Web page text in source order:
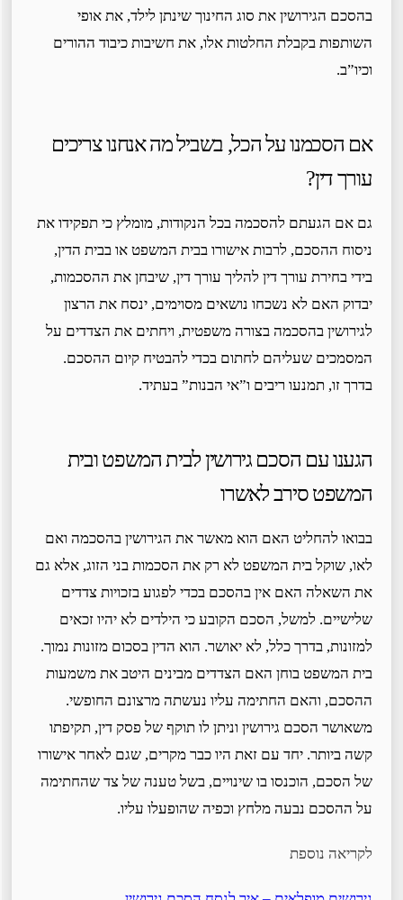
בהסכם הגירושין את סוג החינוך שינתן לילד, את אופי
השותפות בקבלת החלטות אלו, את חשיבות כיבוד ההורים
וכיו”ב.
אם הסכמנו על הכל, בשביל מה אנחנו צריכים
עורך דין?
גם אם הגעתם להסכמה בכל הנקודות, מומלץ כי תפקידו את
ניסוח ההסכם, לרבות אישורו בבית המשפט או בבית הדין,
בידי בחירת עורך דין להליך עורך דין, שיבחן את ההסכמות,
יבדוק האם לא נשכחו נושאים מסוימים, ינסח את הרצון
לגירושין בהסכמה בצורה משפטית, ויחתים את הצדדים על
המסמכים שעליהם לחתום בכדי להבטיח קיום ההסכם.
בדרך זו, תמנעו ריבים ו”אי הבנות” בעתיד.
הגענו עם הסכם גירושין לבית המשפט ובית
המשפט סירב לאשרו
בבואו להחליט האם הוא מאשר את הגירושין בהסכמה ואם
לאו, שוקל בית המשפט לא רק את הסכמות בני הזוג, אלא גם
את השאלה האם אין בהסכם בכדי לפגוע בזכויות צדדים
שלישיים. למשל, הסכם הקובע כי הילדים לא יהיו זכאים
למזונות, בדרך כלל, לא יאושר. הוא הדין בסכום מזונות נמוך.
בית המשפט בוחן האם הצדדים מבינים היטב את משמעות
ההסכם, והאם החתימה עליו נעשתה מרצונם החופשי.
משאושר הסכם גירושין וניתן לו תוקף של פסק דין, תקיפתו
קשה ביותר. יחד עם זאת היו כבר מקרים, שגם לאחר אישורו
של הסכם, הוכנסו בו שינויים, בשל טענה של צד שהחתימה
על ההסכם נבעה מלחץ וכפיה שהופעלו עליו.
לקריאה נוספת